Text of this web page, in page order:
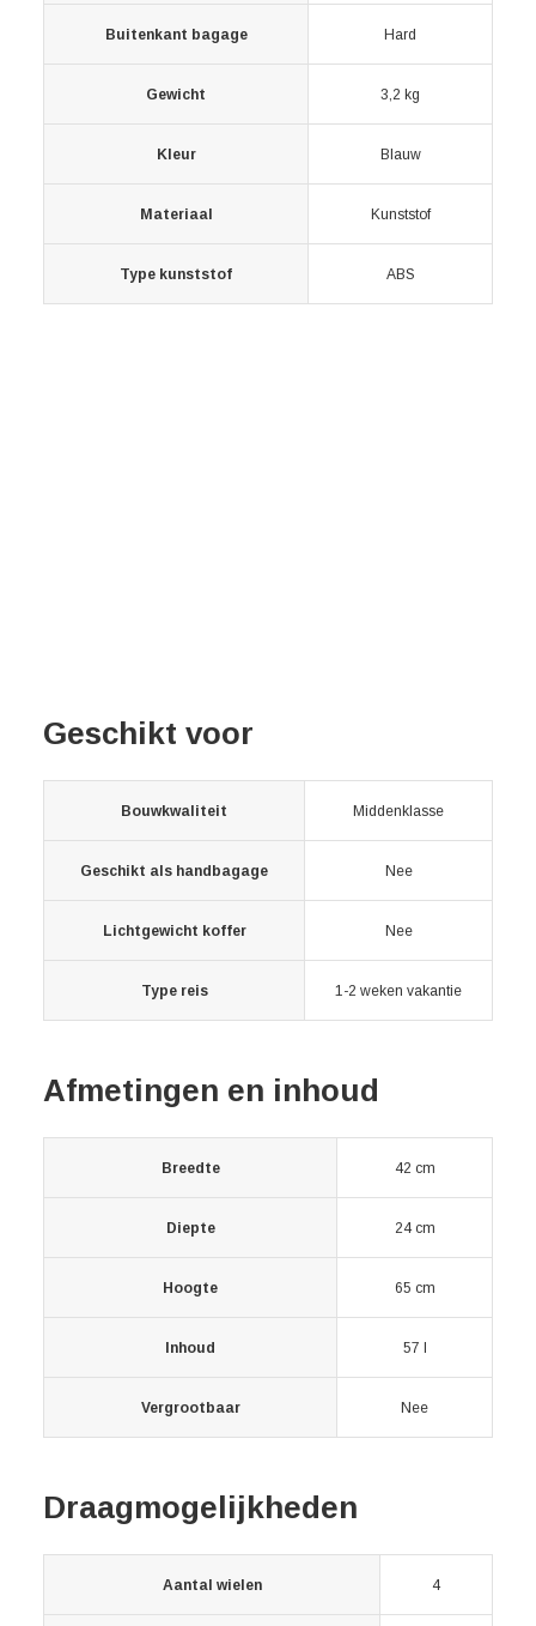
Buitenkant bagage Hard
Gewicht 3,2 kg
Kleur Blauw
Materiaal Kunststof
Type kunststof ABS
Geschikt voor
Bouwkwaliteit Middenklasse
Geschikt als handbagage Nee
Lichtgewicht koffer Nee
Type reis 1-2 weken vakantie
Afmetingen en inhoud
Breedte 42 cm
Diepte 24 cm
Hoogte 65 cm
Inhoud 57 l
Vergrootbaar Nee
Draagmogelijkheden
Aantal wielen 4